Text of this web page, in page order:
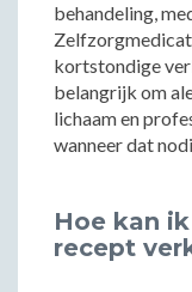
behandeling,
kortstondige
belangrijk om
lichaam en
wanneer dat
Hoe kan
recept